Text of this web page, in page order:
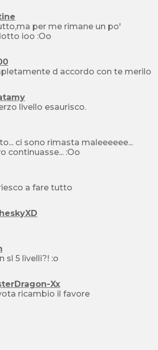
per me rimane un po'
scemolotto ioo :Oo
d accordo con te merilo
livello esaurisco.
ci sono rimasta maleeeeee...
continuasse... :Oo
a fare tutto
ma ci sn sl 5 livelli?! :o
Xx
ricambio il favore